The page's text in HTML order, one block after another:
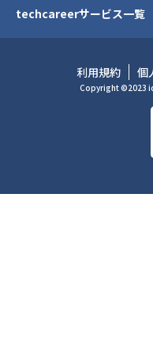
techcareerサービス一覧
利用規約 個
Copyright ©2023